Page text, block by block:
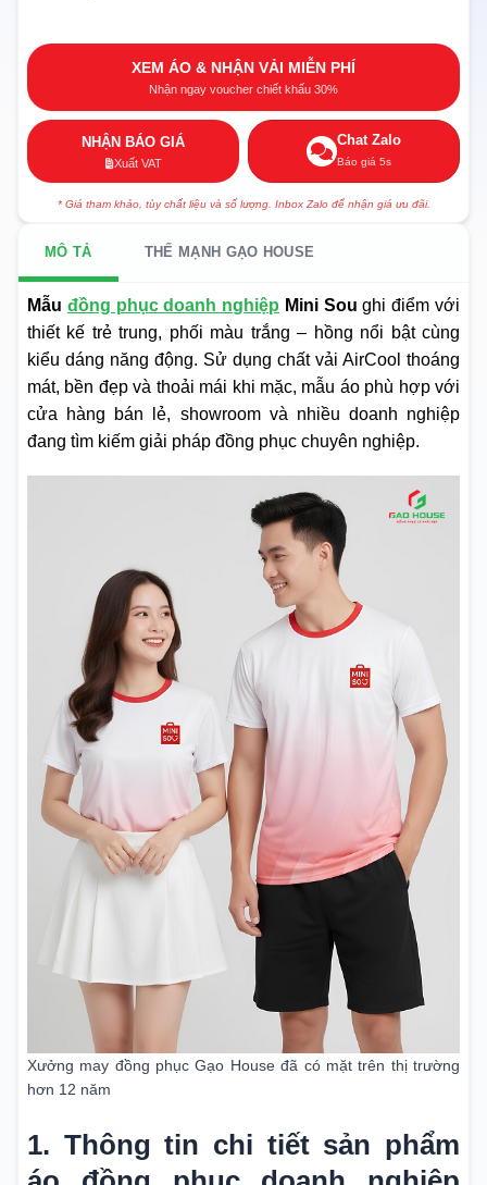
XEM ÁO & NHẬN VẢI MIỄN PHÍ
Nhận ngay voucher chiết khấu 30%
NHẬN BÁO GIÁ
Xuất VAT
Chat Zalo
Báo giá 5s
* Giá tham khảo, tùy chất liệu và số lượng. Inbox Zalo để nhận giá ưu đãi.
MÔ TẢ THẾ MẠNH GẠO HOUSE
Mẫu đồng phục doanh nghiệp Mini Sou ghi điểm với
thiết kế trẻ trung, phối màu trắng – hồng nổi bật cùng
kiểu dáng năng động. Sử dụng chất vải AirCool thoáng
mát, bền đẹp và thoải mái khi mặc, mẫu áo phù hợp với
cửa hàng bán lẻ, showroom và nhiều doanh nghiệp
đang tìm kiếm giải pháp đồng phục chuyên nghiệp.
Xưởng may đồng phục Gạo House đã có mặt trên thị trường
hơn 12 năm
1. Thông tin chi tiết sản phẩm